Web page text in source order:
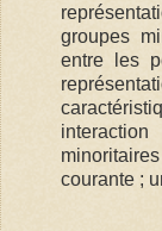
groupes
entre les
courante ;